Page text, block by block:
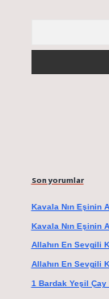
Son yorumlar
Kavala Nın Eşinin
Kavala Nın Eşinin
Allahın En Sevgili
Allahın En Sevgili
1 Bardak Yeşil Çay